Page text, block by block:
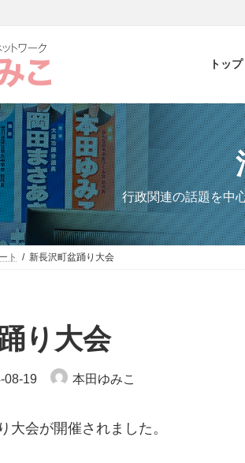
トップ
行政関連の話題を中
ト 新長沢町盆踊り大会
り大会
08-19 本田ゆみこ
大会が開催されました。